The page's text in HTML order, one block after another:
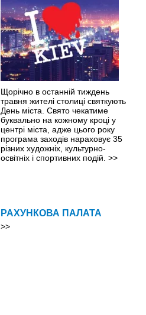
Щорічно в останній тиждень
травня жителі столиці святкують
День міста. Свято чекатиме
буквально на кожному кроці y
центрі міста, адже цього року
програма заходів нараховує 35
різних художніх, культурно-
освітніх і спортивних подій. >>
РАХУНКОВА ПАЛАТА
>>